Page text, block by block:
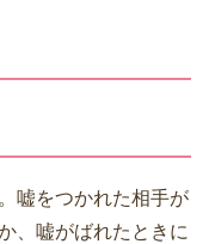
嘘をつかれた相手が
、嘘がばれたときに